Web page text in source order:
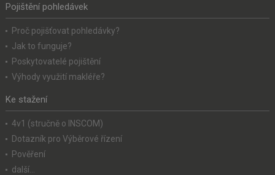
Pojištění pohledávek
Proč pojišťovat pohledávky?
Jak to funguje?
Poskytovatelé pojištění
Výhody využití makléře?
Ke stažení
4v1 (stručně o INSCOM)
Dotazník pro Výběrové řízení
Pověření
další...